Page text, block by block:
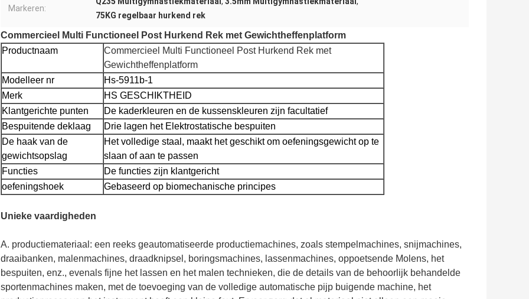
Markeren:
75KG regelbaar hurkend rek
Commercieel Multi Functioneel Post Hurkend Rek met Gewichtheffenplatform
Productnaam
Commercieel Multi Functioneel Post Hurkend Rek met
Gewichtheffenplatform
Modelleer nr
Hs-5911b-1
Merk
HS GESCHIKTHEID
Klantgerichte punten
De kaderkleuren en de kussenskleuren zijn facultatief
Bespuitende deklaag
Drie lagen het Elektrostatische bespuiten
De haak van de
gewichtsopslag
Het volledige staal, maakt het geschikt om oefeningsgewicht op te
slaan of aan te passen
Functies
De functies zijn klantgericht
oefeningshoek
Gebaseerd op biomechanische principes
Unieke vaardigheden
A. productiemateriaal: een reeks geautomatiseerde productiemachines, zoals stempelmachines, snijmachines,
draaibanken, malenmachines, draadknipsel, boringsmachines, lassenmachines, oppoetsende Molens, het
bespuiten, enz., evenals fijne het lassen en het malen technieken, die de details van de behoorlijk behandelde
sportenmachines maken, met de toevoeging van de volledige automatische pijp buigende machine, het